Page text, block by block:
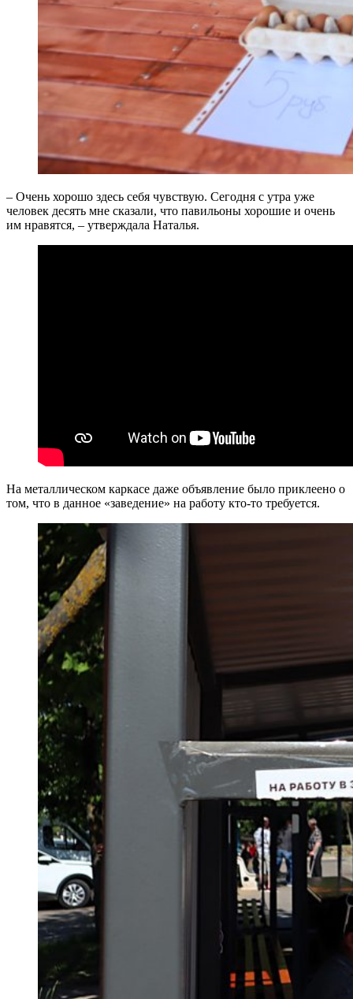
– Очень хорошо здесь себя чувствую. Сегодня с утра уже
человек десять мне сказали, что павильоны хорошие и очень
им нравятся, – утверждала Наталья.
На металлическом каркасе даже объявление было приклеено о
том, что в данное «заведение» на работу кто-то требуется.